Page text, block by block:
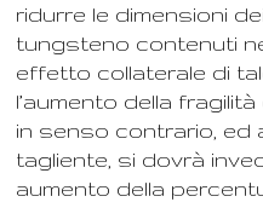
ridurre le dimensioni
tungsteno contenuti
effetto collaterale di
l’aumento della
in senso contrario, ed
tagliente, si dovrà
aumento della